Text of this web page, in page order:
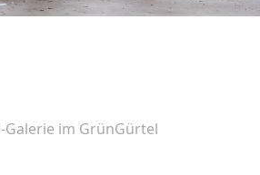
Galerie im GrünGürtel